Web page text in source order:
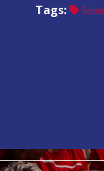
Tags: